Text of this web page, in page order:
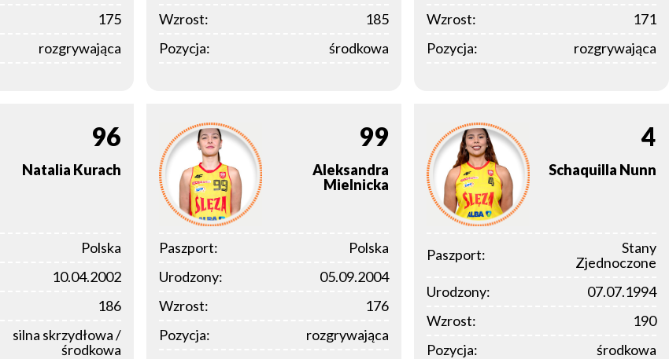
175
rozgrywająca
Wzrost:
185
Pozycja:
środkowa
Wzrost:
171
Pozycja:
rozgrywająca
96
Natalia Kurach
Polska
10.04.2002
186
silna skrzydłowa /
środkowa
99
Aleksandra
Mielnicka
Paszport:
Polska
Urodzony:
05.09.2004
Wzrost:
176
Pozycja:
rozgrywająca
4
Schaquilla Nunn
Paszport:
Stany
Zjednoczone
Urodzony:
07.07.1994
Wzrost:
190
Pozycja:
środkowa